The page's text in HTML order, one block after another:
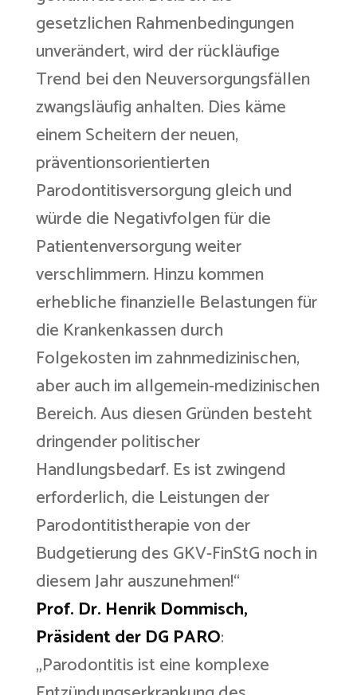
gesetzlichen Rahmenbedingungen
unverändert, wird der rückläufige
Trend bei den Neuversorgungsfällen
zwangsläufig anhalten. Dies käme
einem Scheitern der neuen,
präventionsorientierten
Parodontitisversorgung gleich und
würde die Negativfolgen für die
Patientenversorgung weiter
verschlimmern. Hinzu kommen
erhebliche finanzielle Belastungen für
die Krankenkassen durch
Folgekosten im zahnmedizinischen,
aber auch im allgemein-medizinischen
Bereich. Aus diesen Gründen besteht
dringender politischer
Handlungsbedarf. Es ist zwingend
erforderlich, die Leistungen der
Parodontitistherapie von der
Budgetierung des GKV-FinStG noch in
diesem Jahr auszunehmen!“
Prof. Dr. Henrik Dommisch,
Präsident der DG PARO:
„Parodontitis ist eine komplexe